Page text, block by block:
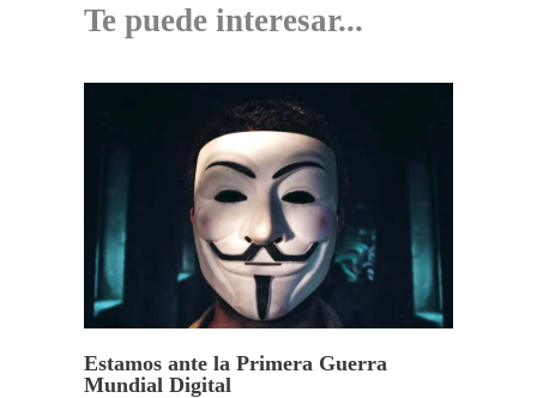
Te puede interesar...
Estamos ante la Primera Guerra
Mundial Digital